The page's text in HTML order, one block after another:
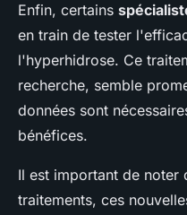
Enfin, certains
en train de tester
l'hyperhidrose. Ce
recherche, semble
données sont
bénéfices.
Il est important de noter
traitements, ces